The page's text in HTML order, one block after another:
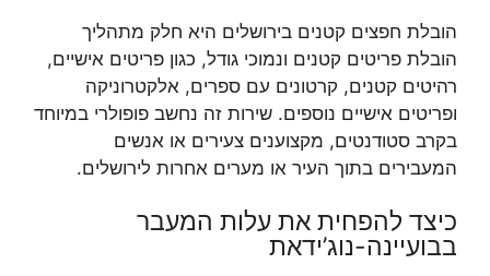
הובלת חפצים קטנים בירושלים היא חלק מתהליך
הובלת פריטים קטנים ונמוכי גודל, כגון פריטים אישיים,
רהיטים קטנים, קרטונים עם ספרים, אלקטרוניקה
ופריטים אישיים נוספים. שירות זה נחשב פופולרי במיוחד
בקרב סטודנטים, מקצוענים צעירים או אנשים
המעבירים בתוך העיר או מערים אחרות לירושלים.
כיצד להפחית את עלות המעבר
בבועיינה-נוג’ידאת